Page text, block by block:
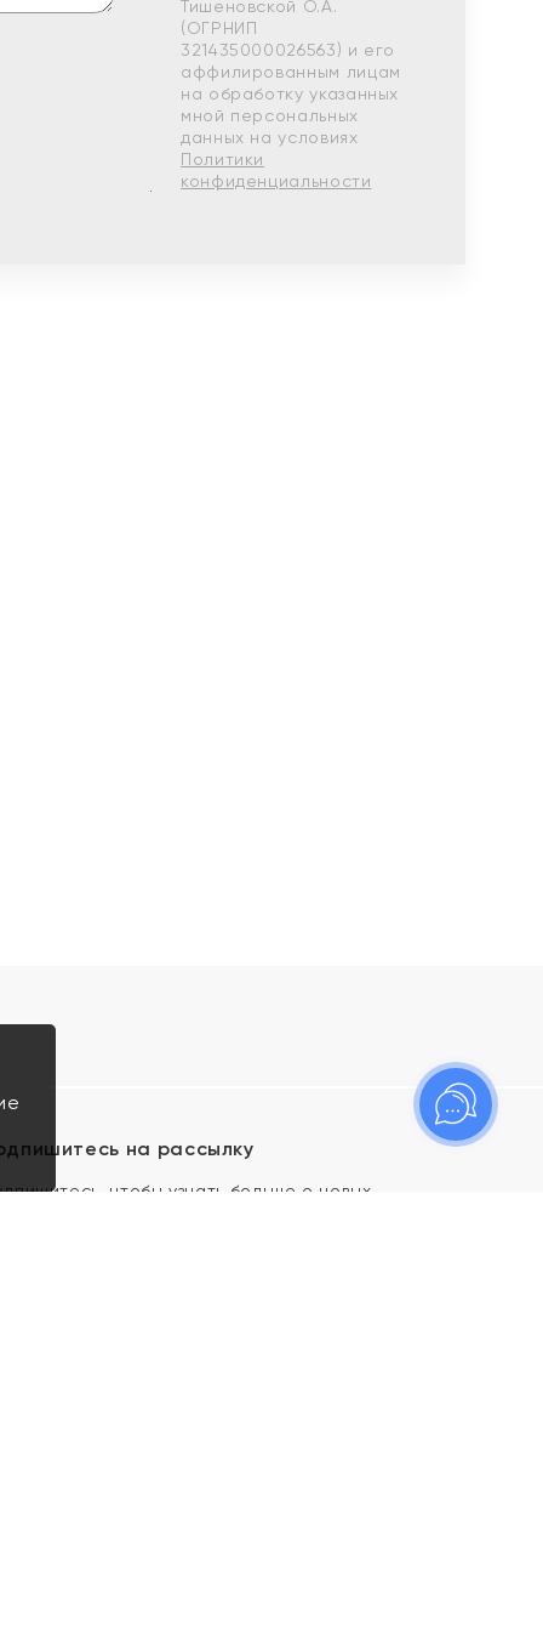
Тишеновской О.А.
(ОГРНИП
321435000026563) и его
аффилированным лицам
на обработку указанных
мной персональных
данных на условиях
Политики
конфиденциальности
на рассылку
чтобы узнать больше о новых